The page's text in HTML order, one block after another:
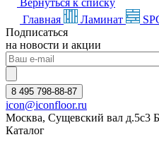
Главная
Ламинат
Подписаться
на новости и акции
8 495 798-88-87
icon@iconfloor.ru
Москва, Сущевский вал д.5с3
Каталог